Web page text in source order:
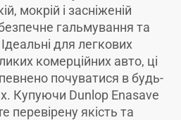
мокрій і засніженій
гальмування та
для легкових
комерційних авто, ці
почуватися в будь-
Купуючи Dunlop Enasave
перевірену якість та